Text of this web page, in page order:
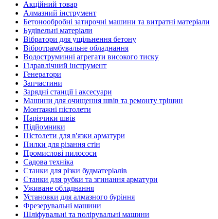
Акційний товар
Алмазний інструмент
Бетонообробні затирочні машини та витратні матеріали
Будівельні матеріали
Вібратори для ущільнення бетону
Вібротрамбувальне обладнання
Водоструминні агрегати високого тиску
Гідравлічний інструмент
Генератори
Запчастини
Зарядні станції і аксесуари
Машини для очищення швів та ремонту тріщин
Монтажні пістолети
Нарізчики швів
Підйомники
Пістолети для в'язки арматури
Пилки для різання стін
Промислові пилососи
Садова техніка
Станки для різки будматеріалів
Станки для рубки та згинання арматури
Уживане обладнання
Установки для алмазного буріння
Фрезерувальні машини
Шліфувальні та полірувальні машини